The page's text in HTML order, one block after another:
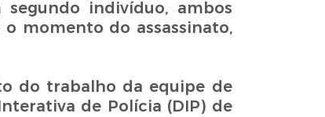
indivíduo, ambos
momento do assassinato,
do trabalho da equipe de
de Polícia (DIP) de